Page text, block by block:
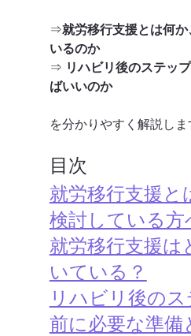
⇒就労移行支援とは何
いるのか
⇒ リハビリ後のステッ
ばいいのか
を分かりやすく解説しま
目次
就労移行支援と
検討している方
就労移行支援は
いている？
リハビリ後のス
前に必要な準備